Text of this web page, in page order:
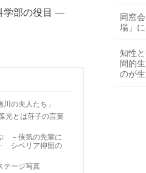
学部の役目 ―
の夫人たち」
光とは荘子の言葉
－侠気の先輩に
シベリア抑留の
テージ写真
同窓
場」に
知性
間的
のが